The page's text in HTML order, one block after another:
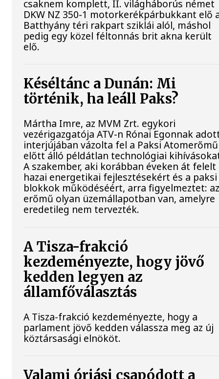
csaknem komplett, II. világháborús német
DKW NZ 350-1 motorkerékpárbukkant elő
Batthyány téri rakpart sziklái alól, máshol
pedig egy közel féltonnás brit akna került
elő.
Késéltánc a Dunán: Mi
történik, ha leáll Paks?
Mártha Imre, az MVM Zrt. egykori
vezérigazgatója ATV-n Rónai Egonnak
interjújában vázolta fel a Paksi Atomerőmű
előtt álló példátlan technológiai
A szakember, aki korábban éveken át felelt
hazai energetikai fejlesztésekért és a paksi
blokkok működéséért, arra figyelmeztet:
erőmű olyan üzemállapotban van, amelyre
eredetileg nem tervezték.
A Tisza-frakció
kezdeményezte, hogy jövő
kedden legyen az
államfőválasztás
A Tisza-frakció kezdeményezte, hogy a
parlament jövő kedden válassza meg az új
köztársasági elnököt.
Valami óriási csapódott a